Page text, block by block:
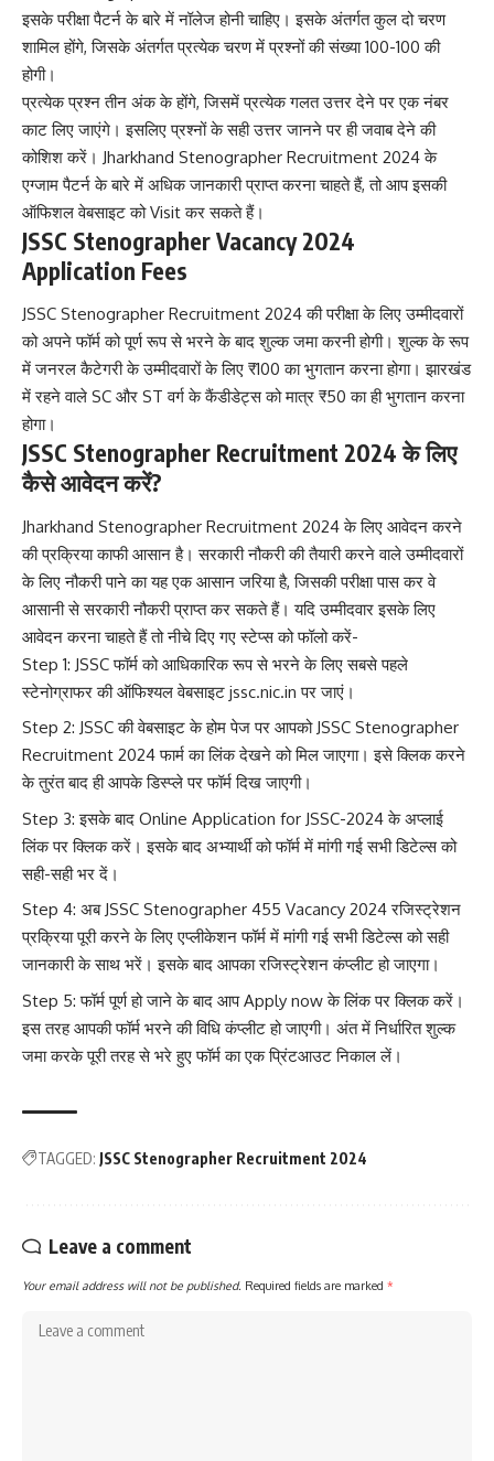
इसके परीक्षा पैटर्न के बारे में नॉलेज होनी चाहिए। इसके अंतर्गत कुल दो चरण
शामिल होंगे, जिसके अंतर्गत प्रत्येक चरण में प्रश्नों की संख्या 100-100 की
होगी।
प्रत्येक प्रश्न तीन अंक के होंगे, जिसमें प्रत्येक गलत उत्तर देने पर एक नंबर
काट लिए जाएंगे। इसलिए प्रश्नों के सही उत्तर जानने पर ही जवाब देने की
कोशिश करें। Jharkhand Stenographer Recruitment 2024 के
एग्जाम पैटर्न के बारे में अधिक जानकारी प्राप्त करना चाहते हैं, तो आप इसकी
ऑफिशल वेबसाइट को Visit कर सकते हैं।
JSSC Stenographer Vacancy 2024
Application Fees
JSSC Stenographer Recruitment 2024 की परीक्षा के लिए उम्मीदवारों
को अपने फॉर्म को पूर्ण रूप से भरने के बाद शुल्क जमा करनी होगी। शुल्क के रूप
में जनरल कैटेगरी के उम्मीदवारों के लिए ₹100 का भुगतान करना होगा। झारखंड
में रहने वाले SC और ST वर्ग के कैंडीडेट्स को मात्र ₹50 का ही भुगतान करना
होगा।
JSSC Stenographer Recruitment 2024 के लिए
कैसे आवेदन करें?
Jharkhand Stenographer Recruitment 2024 के लिए आवेदन करने
की प्रक्रिया काफी आसान है। सरकारी नौकरी की तैयारी करने वाले उम्मीदवारों
के लिए नौकरी पाने का यह एक आसान जरिया है, जिसकी परीक्षा पास कर वे
आसानी से सरकारी नौकरी प्राप्त कर सकते हैं। यदि उम्मीदवार इसके लिए
आवेदन करना चाहते हैं तो नीचे दिए गए स्टेप्स को फॉलो करें-
Step 1: JSSC फॉर्म को आधिकारिक रूप से भरने के लिए सबसे पहले
स्टेनोग्राफर की ऑफिश्यल वेबसाइट jssc.nic.inपर जाएं।
Step 2: JSSC की वेबसाइट के होम पेज पर आपको JSSC Stenographer
Recruitment 2024 फार्म का लिंक देखने को मिल जाएगा। इसे क्लिक करने
के तुरंत बाद ही आपके डिस्प्ले पर फॉर्म दिख जाएगी।
Step 3: इसके बाद Online Application for JSSC-2024 के अप्लाई
लिंक पर क्लिक करें। इसके बाद अभ्यार्थी को फॉर्म में मांगी गई सभी डिटेल्स को
सही-सही भर दें।
Step 4: अब JSSC Stenographer 455 Vacancy 2024 रजिस्ट्रेशन
प्रक्रिया पूरी करने के लिए एप्लीकेशन फॉर्म में मांगी गई सभी डिटेल्स को सही
जानकारी के साथ भरें। इसके बाद आपका रजिस्ट्रेशन कंप्लीट हो जाएगा।
Step 5: फॉर्म पूर्ण हो जाने के बाद आप Apply now के लिंक पर क्लिक करें।
इस तरह आपकी फॉर्म भरने की विधि कंप्लीट हो जाएगी। अंत में निर्धारित शुल्क
जमा करके पूरी तरह से भरे हुए फॉर्म का एक प्रिंटआउट निकाल लें।
TAGGED: JSSC Stenographer Recruitment 2024
Leave a comment
Your email address will not be published. Required fields are marked *